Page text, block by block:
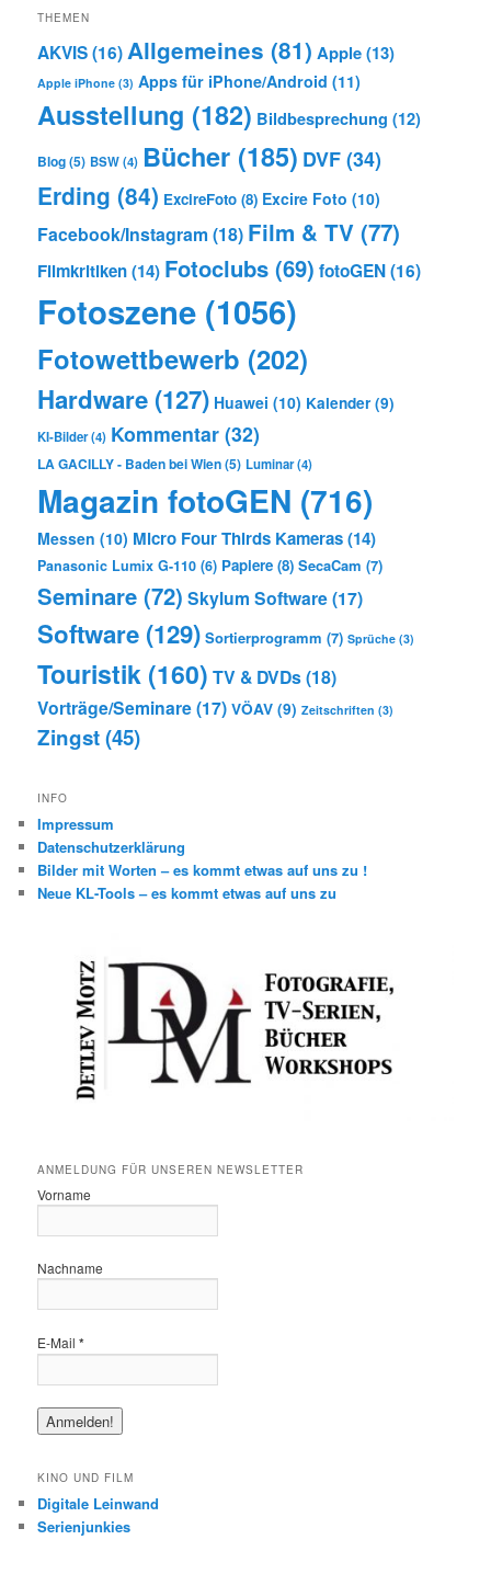
THEMEN
AKVIS(16)Allgemeines (81) Apple(13)
Apple iPhone (3) Apps für iPhone/Android (11)
Ausstellung (182) Bildbesprechung (12)
Blog(5) BSW(4) Bücher (185) DVF (34)
Erding (84) ExcireFoto (8) Excire Foto (10)
Facebook/Instagram (18) Film & TV (77)
Filmkritiken(14) Fotoclubs (69) fotoGEN(16)
Fotoszene (1056)
Fotowettbewerb (202)
Hardware (127) Huawei (10) Kalender (9)
KI-Bilder(4) Kommentar (32)
LA GACILLY - Baden bei Wien(5) Luminar(4)
Magazin fotoGEN (716)
Messen (10) Micro Four Thirds Kameras(14)
Panasonic Lumix G-110 (6) Papiere (8) SecaCam (7)
Seminare (72) Skylum Software(17)
Software (129) Sortierprogramm (7) Sprüche (3)
Touristik (160) TV & DVDs(18)
Vorträge/Seminare(17) VÖAV (9) Zeitschriften (3)
Zingst(45)
INFO
Impressum
Datenschutzerklärung
Bilder mit Worten – es kommt etwas auf uns zu !
Neue KL-Tools – es kommt etwas auf uns zu
ANMELDUNG FÜR UNSEREN NEWSLETTER
Vorname
Nachname
E-Mail*
KINO UND FILM
Digitale Leinwand
Serienjunkies